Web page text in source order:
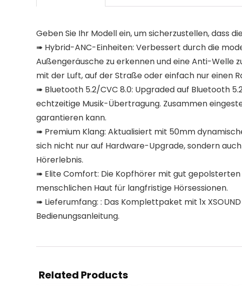
Geben Sie Ihr Modell ein, um sicherzustellen, dass
➠ Hybrid-ANC-Einheiten: Verbessert durch die
Außengeräusche zu erkennen und eine Anti-Welle
mit der Luft, auf der Straße oder einfach nur einen
➠ Bluetooth 5.2/CVC 8.0: Upgraded auf Bluetooth
echtzeitige Musik-Übertragung. Zusammen
garantieren kann.
➠ Premium Klang: Aktualisiert mit 50mm
sich nicht nur auf Hardware-Upgrade, sondern
Hörerlebnis.
➠ Elite Comfort: Die Kopfhörer mit gut
menschlichen Haut für langfristige Hörsessionen.
➠ Lieferumfang: : Das Komplettpaket mit 1x
Bedienungsanleitung.
Related Products